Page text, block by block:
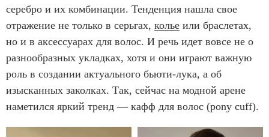
серебро и их комбинации. Тенденция нашла свое
отражение не только в серьгах, колье или браслетах,
но и в аксессуарах для волос. И речь идет вовсе не о
разнообразных укладках, хотя и они играют важную
роль в создании актуального бьюти-лука, а об
изысканных заколках. Так, сейчас на модной арене
наметился яркий тренд — кафф для волос (pony cuff).